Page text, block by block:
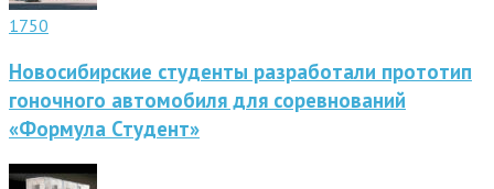
1750
Новосибирские студенты разработали прототип
гоночного автомобиля для соревнований
«Формула Студент»